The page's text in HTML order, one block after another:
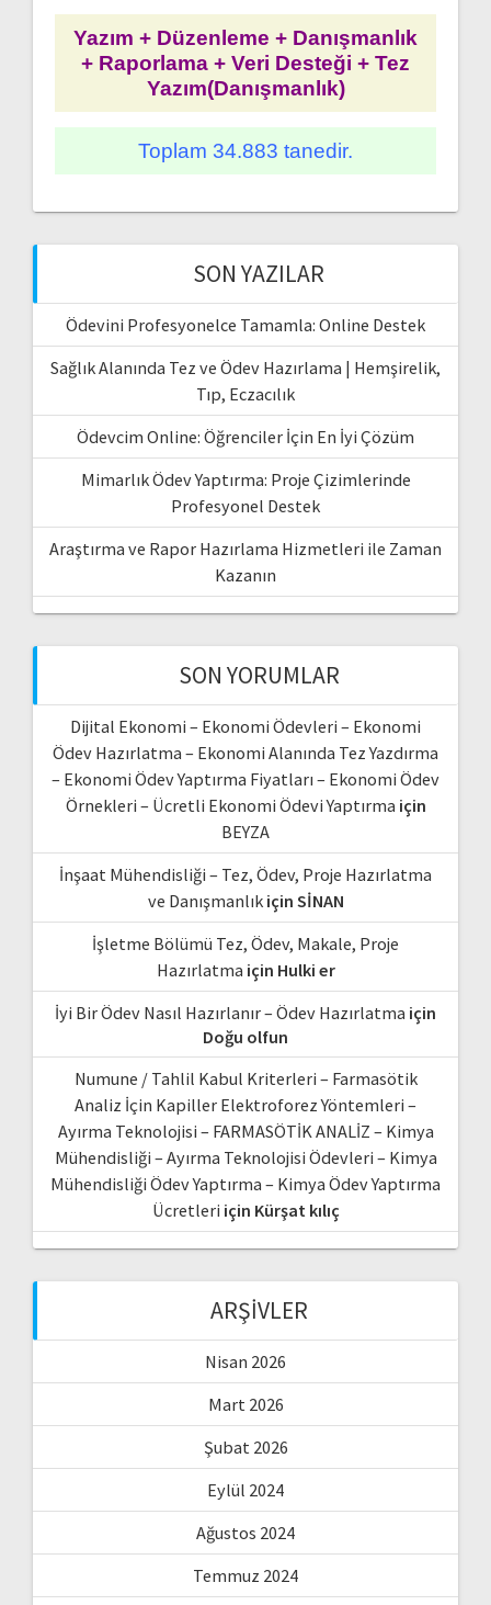
Yazım + Düzenleme + Danışmanlık
+ Raporlama + Veri Desteği + Tez
Yazım(Danışmanlık)
Toplam 34.883 tanedir.
SON YAZILAR
Ödevini Profesyonelce Tamamla: Online Destek
Sağlık Alanında Tez ve Ödev Hazırlama | Hemşirelik,
Tıp, Eczacılık
Ödevcim Online: Öğrenciler İçin En İyi Çözüm
Mimarlık Ödev Yaptırma: Proje Çizimlerinde
Profesyonel Destek
Araştırma ve Rapor Hazırlama Hizmetleri ile Zaman
Kazanın
SON YORUMLAR
Dijital Ekonomi – Ekonomi Ödevleri – Ekonomi
Ödev Hazırlatma – Ekonomi Alanında Tez Yazdırma
– Ekonomi Ödev Yaptırma Fiyatları – Ekonomi Ödev
Örnekleri – Ücretli Ekonomi Ödevi Yaptırma için
BEYZA
İnşaat Mühendisliği – Tez, Ödev, Proje Hazırlatma
ve Danışmanlıkiçin SİNAN
İşletme Bölümü Tez, Ödev, Makale, Proje
Hazırlatma için Hulki er
İyi Bir Ödev Nasıl Hazırlanır – Ödev Hazırlatma için
Doğu olfun
Numune / Tahlil Kabul Kriterleri – Farmasötik
Analiz İçin Kapiller Elektroforez Yöntemleri –
Ayırma Teknolojisi – FARMASÖTİK ANALİZ – Kimya
Mühendisliği – Ayırma Teknolojisi Ödevleri – Kimya
Mühendisliği Ödev Yaptırma – Kimya Ödev Yaptırma
Ücretleri için Kürşat kılıç
ARŞIVLER
Nisan 2026
Mart 2026
Şubat 2026
Eylül 2024
Ağustos 2024
Temmuz 2024